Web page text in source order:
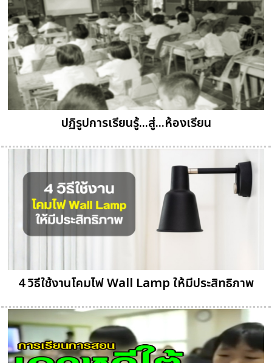
ปฏิรูปการเรียนรู้...สู่...ห้องเรียน
4 วิธีใช้งานโคมไฟ Wall Lamp ให้มีประสิทธิภาพ